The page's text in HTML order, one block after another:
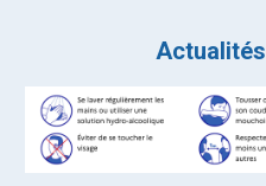
Actualités